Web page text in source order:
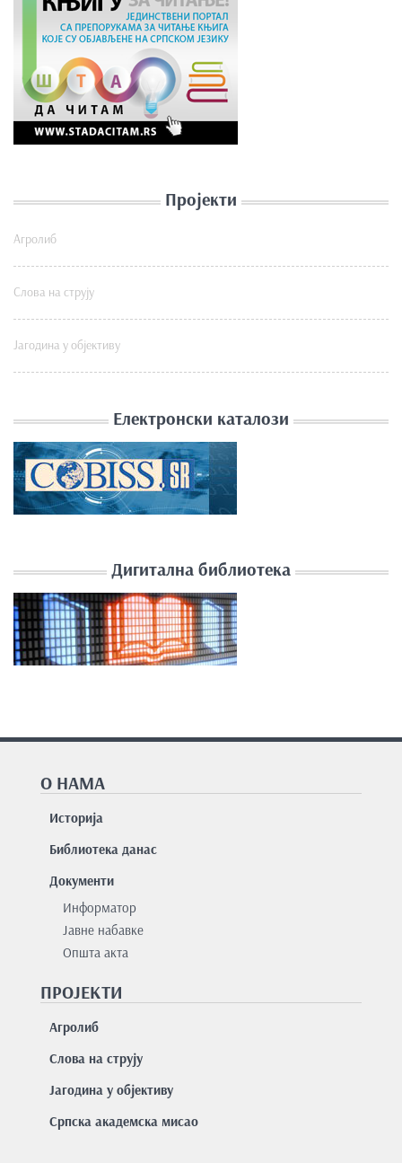
Пројекти
Агролиб
Слова на струју
Јагодина у објективу
Електронски каталози
Дигитална библиотека
О НАМА
Историја
Библиотека данас
Документи
Информатор
Јавне набавке
Општа акта
ПРОЈЕКТИ
Агролиб
Слова на струју
Јагодина у објективу
Српска академска мисао